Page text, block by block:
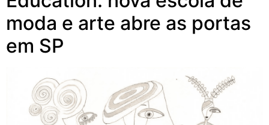
moda e arte abre as portas
em SP